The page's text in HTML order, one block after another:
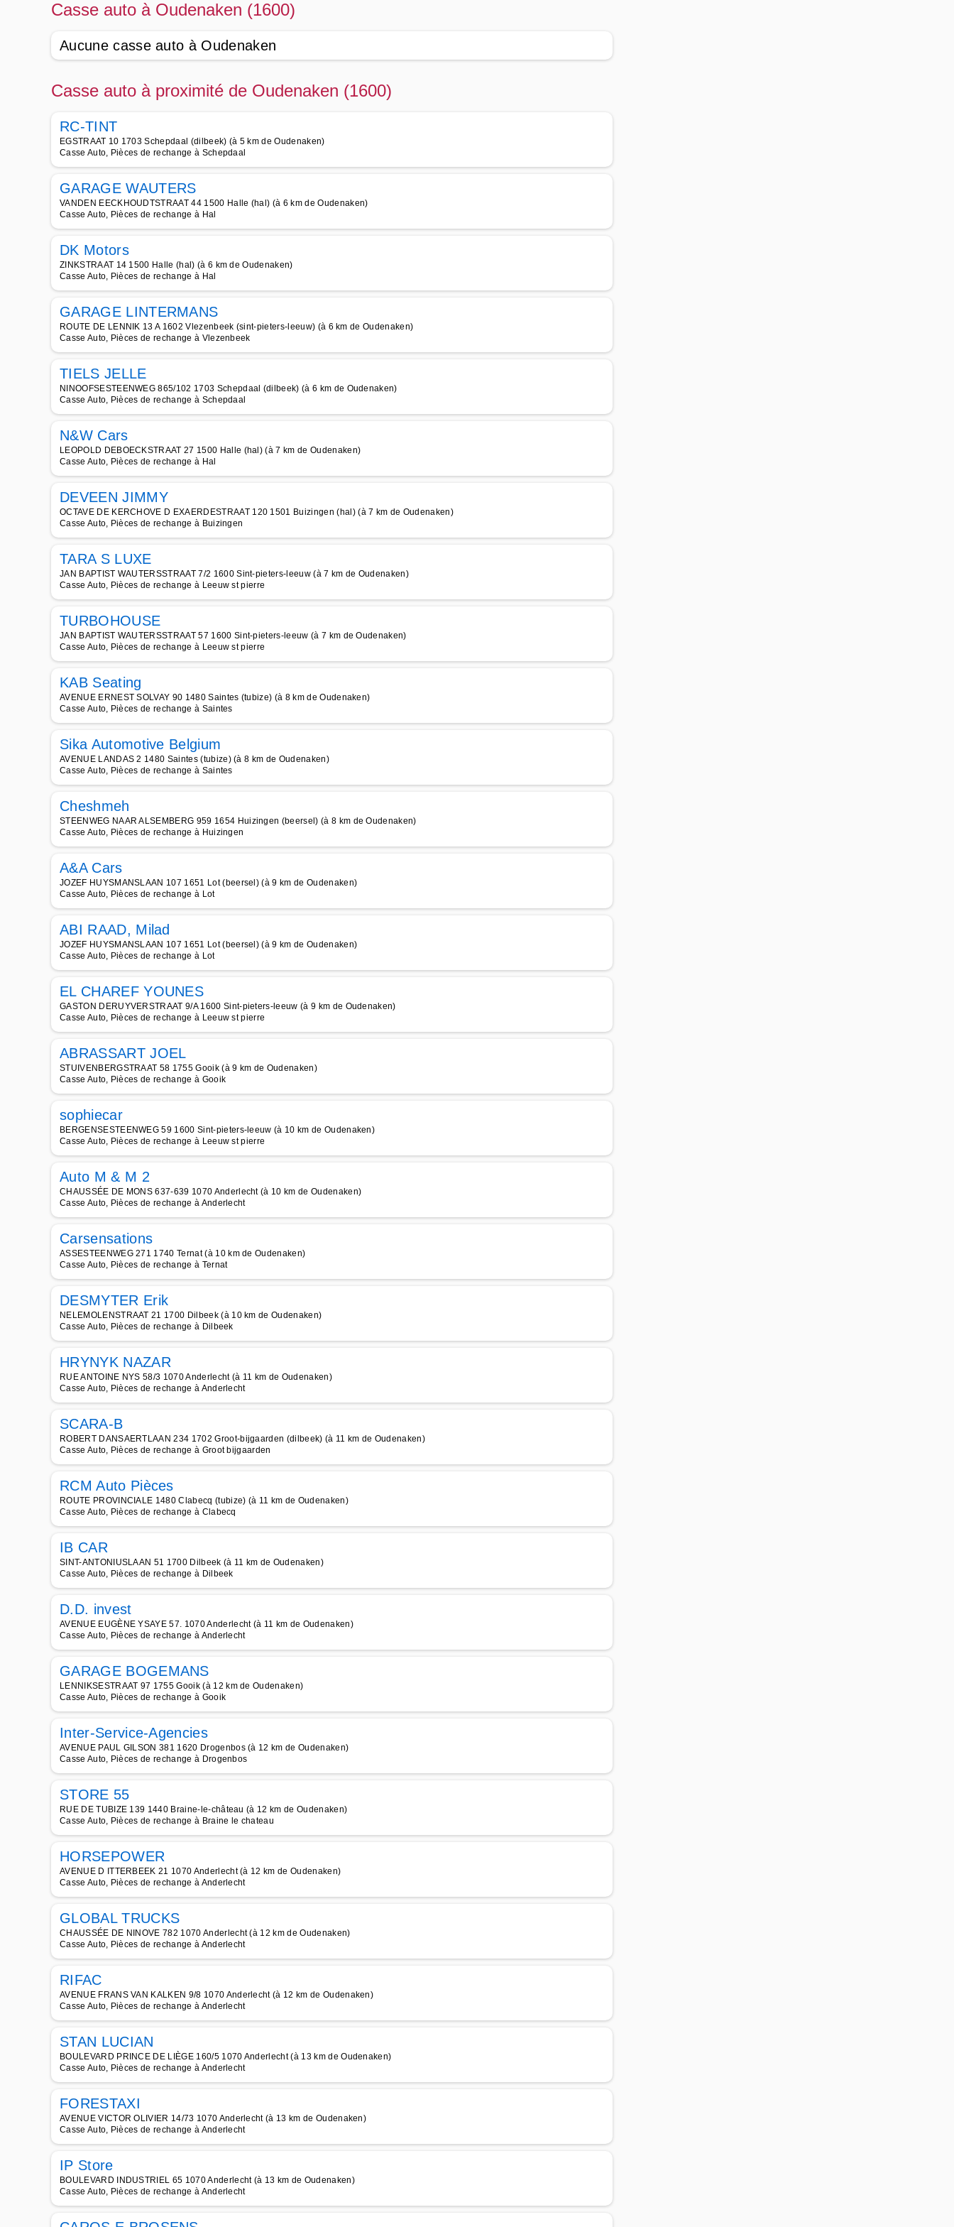
Casse auto à Oudenaken (1600)
Aucune casse auto à Oudenaken
Casse auto à proximité de Oudenaken (1600)
RC-TINT
EGSTRAAT 10 1703 Schepdaal (dilbeek) (à 5 km de Oudenaken)
Casse Auto, Pièces de rechange à Schepdaal
GARAGE WAUTERS
VANDEN EECKHOUDTSTRAAT 44 1500 Halle (hal) (à 6 km de Oudenaken)
Casse Auto, Pièces de rechange à Hal
DK Motors
ZINKSTRAAT 14 1500 Halle (hal) (à 6 km de Oudenaken)
Casse Auto, Pièces de rechange à Hal
GARAGE LINTERMANS
ROUTE DE LENNIK 13 A 1602 Vlezenbeek (sint-pieters-leeuw) (à 6 km de Oudenaken)
Casse Auto, Pièces de rechange à Vlezenbeek
TIELS JELLE
NINOOFSESTEENWEG 865/102 1703 Schepdaal (dilbeek) (à 6 km de Oudenaken)
Casse Auto, Pièces de rechange à Schepdaal
N&W Cars
LEOPOLD DEBOECKSTRAAT 27 1500 Halle (hal) (à 7 km de Oudenaken)
Casse Auto, Pièces de rechange à Hal
DEVEEN JIMMY
OCTAVE DE KERCHOVE D EXAERDESTRAAT 120 1501 Buizingen (hal) (à 7 km de Oudenaken)
Casse Auto, Pièces de rechange à Buizingen
TARA S LUXE
JAN BAPTIST WAUTERSSTRAAT 7/2 1600 Sint-pieters-leeuw (à 7 km de Oudenaken)
Casse Auto, Pièces de rechange à Leeuw st pierre
TURBOHOUSE
JAN BAPTIST WAUTERSSTRAAT 57 1600 Sint-pieters-leeuw (à 7 km de Oudenaken)
Casse Auto, Pièces de rechange à Leeuw st pierre
KAB Seating
AVENUE ERNEST SOLVAY 90 1480 Saintes (tubize) (à 8 km de Oudenaken)
Casse Auto, Pièces de rechange à Saintes
Sika Automotive Belgium
AVENUE LANDAS 2 1480 Saintes (tubize) (à 8 km de Oudenaken)
Casse Auto, Pièces de rechange à Saintes
Cheshmeh
STEENWEG NAAR ALSEMBERG 959 1654 Huizingen (beersel) (à 8 km de Oudenaken)
Casse Auto, Pièces de rechange à Huizingen
A&A Cars
JOZEF HUYSMANSLAAN 107 1651 Lot (beersel) (à 9 km de Oudenaken)
Casse Auto, Pièces de rechange à Lot
ABI RAAD, Milad
JOZEF HUYSMANSLAAN 107 1651 Lot (beersel) (à 9 km de Oudenaken)
Casse Auto, Pièces de rechange à Lot
EL CHAREF YOUNES
GASTON DERUYVERSTRAAT 9/A 1600 Sint-pieters-leeuw (à 9 km de Oudenaken)
Casse Auto, Pièces de rechange à Leeuw st pierre
ABRASSART JOEL
STUIVENBERGSTRAAT 58 1755 Gooik (à 9 km de Oudenaken)
Casse Auto, Pièces de rechange à Gooik
sophiecar
BERGENSESTEENWEG 59 1600 Sint-pieters-leeuw (à 10 km de Oudenaken)
Casse Auto, Pièces de rechange à Leeuw st pierre
Auto M & M 2
CHAUSSÉE DE MONS 637-639 1070 Anderlecht (à 10 km de Oudenaken)
Casse Auto, Pièces de rechange à Anderlecht
Carsensations
ASSESTEENWEG 271 1740 Ternat (à 10 km de Oudenaken)
Casse Auto, Pièces de rechange à Ternat
DESMYTER Erik
NELEMOLENSTRAAT 21 1700 Dilbeek (à 10 km de Oudenaken)
Casse Auto, Pièces de rechange à Dilbeek
HRYNYK NAZAR
RUE ANTOINE NYS 58/3 1070 Anderlecht (à 11 km de Oudenaken)
Casse Auto, Pièces de rechange à Anderlecht
SCARA-B
ROBERT DANSAERTLAAN 234 1702 Groot-bijgaarden (dilbeek) (à 11 km de Oudenaken)
Casse Auto, Pièces de rechange à Groot bijgaarden
RCM Auto Pièces
ROUTE PROVINCIALE 1480 Clabecq (tubize) (à 11 km de Oudenaken)
Casse Auto, Pièces de rechange à Clabecq
IB CAR
SINT-ANTONIUSLAAN 51 1700 Dilbeek (à 11 km de Oudenaken)
Casse Auto, Pièces de rechange à Dilbeek
D.D. invest
AVENUE EUGÈNE YSAYE 57. 1070 Anderlecht (à 11 km de Oudenaken)
Casse Auto, Pièces de rechange à Anderlecht
GARAGE BOGEMANS
LENNIKSESTRAAT 97 1755 Gooik (à 12 km de Oudenaken)
Casse Auto, Pièces de rechange à Gooik
Inter-Service-Agencies
AVENUE PAUL GILSON 381 1620 Drogenbos (à 12 km de Oudenaken)
Casse Auto, Pièces de rechange à Drogenbos
STORE 55
RUE DE TUBIZE 139 1440 Braine-le-château (à 12 km de Oudenaken)
Casse Auto, Pièces de rechange à Braine le chateau
HORSEPOWER
AVENUE D ITTERBEEK 21 1070 Anderlecht (à 12 km de Oudenaken)
Casse Auto, Pièces de rechange à Anderlecht
GLOBAL TRUCKS
CHAUSSÉE DE NINOVE 782 1070 Anderlecht (à 12 km de Oudenaken)
Casse Auto, Pièces de rechange à Anderlecht
RIFAC
AVENUE FRANS VAN KALKEN 9/8 1070 Anderlecht (à 12 km de Oudenaken)
Casse Auto, Pièces de rechange à Anderlecht
STAN LUCIAN
BOULEVARD PRINCE DE LIÈGE 160/5 1070 Anderlecht (à 13 km de Oudenaken)
Casse Auto, Pièces de rechange à Anderlecht
FORESTAXI
AVENUE VICTOR OLIVIER 14/73 1070 Anderlecht (à 13 km de Oudenaken)
Casse Auto, Pièces de rechange à Anderlecht
IP Store
BOULEVARD INDUSTRIEL 65 1070 Anderlecht (à 13 km de Oudenaken)
Casse Auto, Pièces de rechange à Anderlecht